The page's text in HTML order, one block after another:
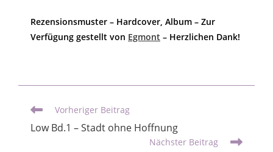
Rezensionsmuster – Hardcover, Album – Zur
Verfügung gestellt von Egmont – Herzlichen Dank!
Vorheriger Beitrag
Low Bd.1 – Stadt ohne Hoffnung
Nächster Beitrag